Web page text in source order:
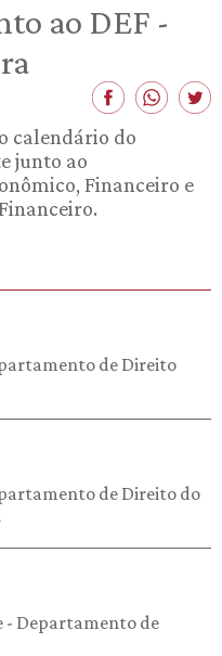
ao DEF -
calendário do
junto ao
Financeiro e
de Direito
de Direito do
- Departamento de